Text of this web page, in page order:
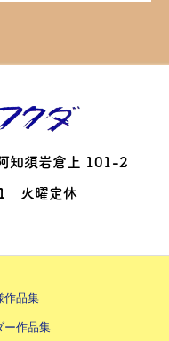
知須岩倉上 101-2
火曜定休
作品集
ー作品集